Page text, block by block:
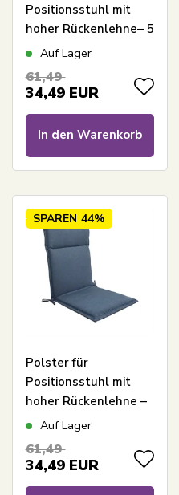
Positionsstuhl mit
hoher Rückenlehne– 5
cm dick – Graues
Komfort – Nordstrand
Auf Lager
61,49
34,49 EUR
In den Warenkorb
SPAREN 44%
Polster für
Positionsstuhl mit
hoher Rückenlehne –
5 cm Dicke –
mit hohem Komfort –
Auf Lager
61,49
34,49 EUR